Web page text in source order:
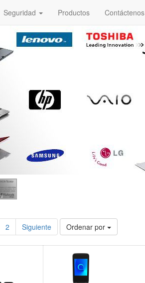
Seguridad Productos Contáctenos
2 Siguiente Ordenar por